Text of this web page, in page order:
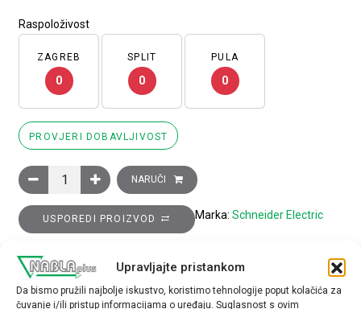
Upravljajte pristankom
Da bismo pružili najbolje iskustvo, koristimo tehnologije poput kolačića za
čuvanje i/ili pristup informacijama o uređaju. Suglasnost s ovim
Raspoloživost
ZAGREB
0
SPLIT
0
PULA
0
PROVJERI DOBAVLJIVOST
Glava crvenog tipkala za zaustavljanje u slučaju nužde
NARUČI
USPOREDI PROIZVOD Marka: Schneider Electric
TEHNIČKE SPECIFIKACIJE